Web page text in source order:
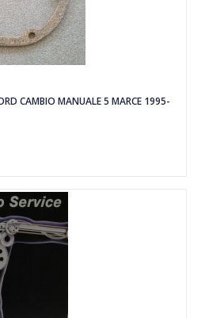
CAMBIO MANUALE 5 MARCE 1995-